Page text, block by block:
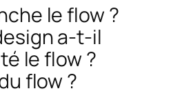
le flow ?
a-t-il
le flow ?
flow ?